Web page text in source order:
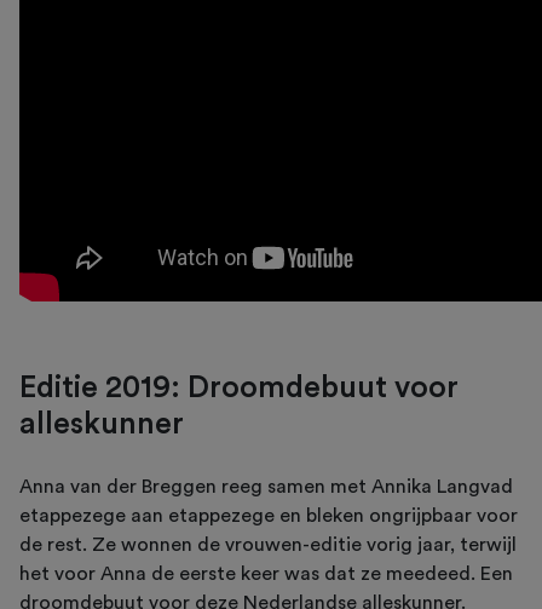
Editie 2019: Droomdebuut voor
alleskunner
Anna van der Breggen reeg samen met Annika Langvad
etappezege aan etappezege en bleken ongrijpbaar voor
de rest. Ze wonnen de vrouwen-editie vorig jaar, terwijl
het voor Anna de eerste keer was dat ze meedeed. Een
droomdebuut voor deze Nederlandse alleskunner.